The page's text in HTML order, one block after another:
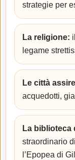
strategie per
La religione:
legame
Le città
acquedotti,
La biblioteca
straordinario
l’Epopea di